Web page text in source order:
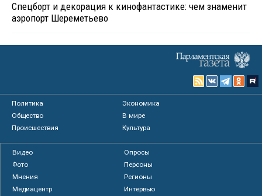
Спецборт и декорация к кинофантастике: чем знаменит
аэропорт Шереметьево
Политика
Экономика
Общество
В мире
Происшествия
Культура
Видео
Опросы
Фото
Персоны
Мнения
Регионы
Медиацентр
Интервью